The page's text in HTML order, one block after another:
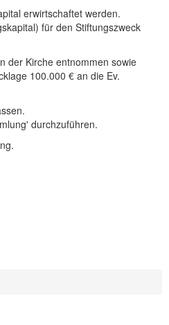
erwirtschaftet werden.
für den Stiftungszweck
der Kirche entnommen sowie
100.000 € an die Ev.
durchzuführen.